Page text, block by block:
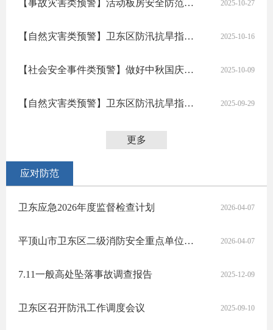
【事故灾害类预警】活动板房安全防范工作提醒 2025-10-27
【自然灾害类预警】卫东区防汛抗旱指挥部办公室关于做好近期降雨过程防范应对工作的提示 2025-10-16
【社会安全事件类预警】做好中秋国庆假期后复工复产安全生产工作的提醒 2025-10-09
【自然灾害类预警】卫东区防汛抗旱指挥部办公室关于做好国庆中秋节日期间降雨过程防范应对的提示 2025-09-29
更多
应对防范
卫东应急2026年度监督检查计划 2026-04-07
平顶山市卫东区二级消防安全重点单位名单 2026-04-07
7.11一般高处坠落事故调查报告 2025-12-09
卫东区召开防汛工作调度会议 2025-09-10